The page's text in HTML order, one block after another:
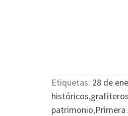
Etiquetas: 28 de
históricos,grafiteros
patrimonio,